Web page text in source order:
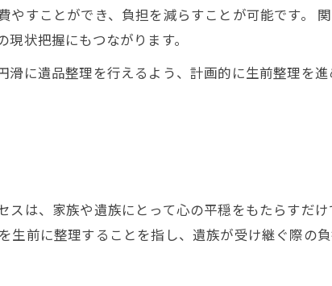
すことができ、負担を減らすことが可能です。
状把握にもつながります。
に遺品整理を行えるよう、計画的に生前整理を
は、家族や遺族にとって心の平穏をもたらすだ
前に整理することを指し、遺族が受け継ぐ際の